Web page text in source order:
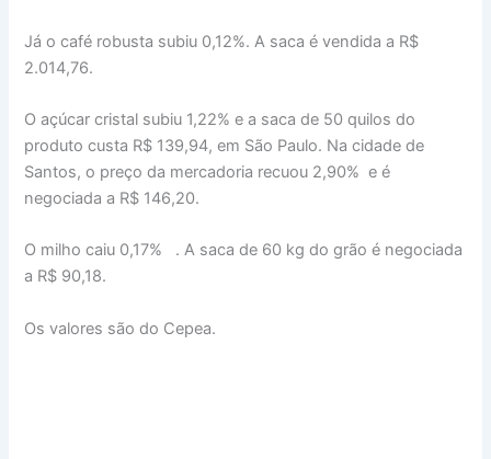
Já o café robusta subiu 0,12%. A saca é vendida a R$
2.014,76.
O açúcar cristal subiu 1,22% e a saca de 50 quilos do
produto custa R$ 139,94, em São Paulo. Na cidade de
Santos, o preço da mercadoria recuou 2,90% e é
negociada a R$ 146,20.
O milho caiu 0,17%
. A saca de 60 kg do grão é negociada
a R$ 90,18.
Os valores são do Cepea.